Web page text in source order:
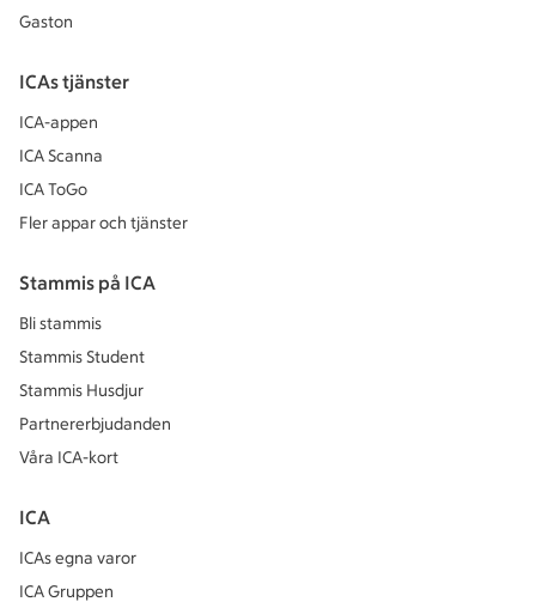
Gaston
ICAs tjänster
ICA-appen
ICA Scanna
ICA ToGo
Fler appar och tjänster
Stammis på ICA
Bli stammis
Stammis Student
Stammis Husdjur
Partnererbjudanden
Våra ICA-kort
ICA
ICAs egna varor
ICA Gruppen